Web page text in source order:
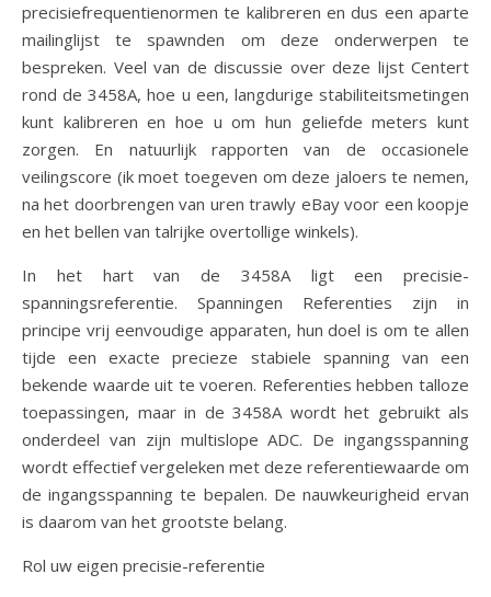
precisiefrequentienormen te kalibreren en dus een aparte
mailinglijst te spawnden om deze onderwerpen te
bespreken. Veel van de discussie over deze lijst Centert
rond de 3458A, hoe u een, langdurige stabiliteitsmetingen
kunt kalibreren en hoe u om hun geliefde meters kunt
zorgen. En natuurlijk rapporten van de occasionele
veilingscore (ik moet toegeven om deze jaloers te nemen,
na het doorbrengen van uren trawly eBay voor een koopje
en het bellen van talrijke overtollige winkels).
In het hart van de 3458A ligt een precisie-
spanningsreferentie. Spanningen Referenties zijn in
principe vrij eenvoudige apparaten, hun doel is om te allen
tijde een exacte precieze stabiele spanning van een
bekende waarde uit te voeren. Referenties hebben talloze
toepassingen, maar in de 3458A wordt het gebruikt als
onderdeel van zijn multislope ADC. De ingangsspanning
wordt effectief vergeleken met deze referentiewaarde om
de ingangsspanning te bepalen. De nauwkeurigheid ervan
is daarom van het grootste belang.
Rol uw eigen precisie-referentie